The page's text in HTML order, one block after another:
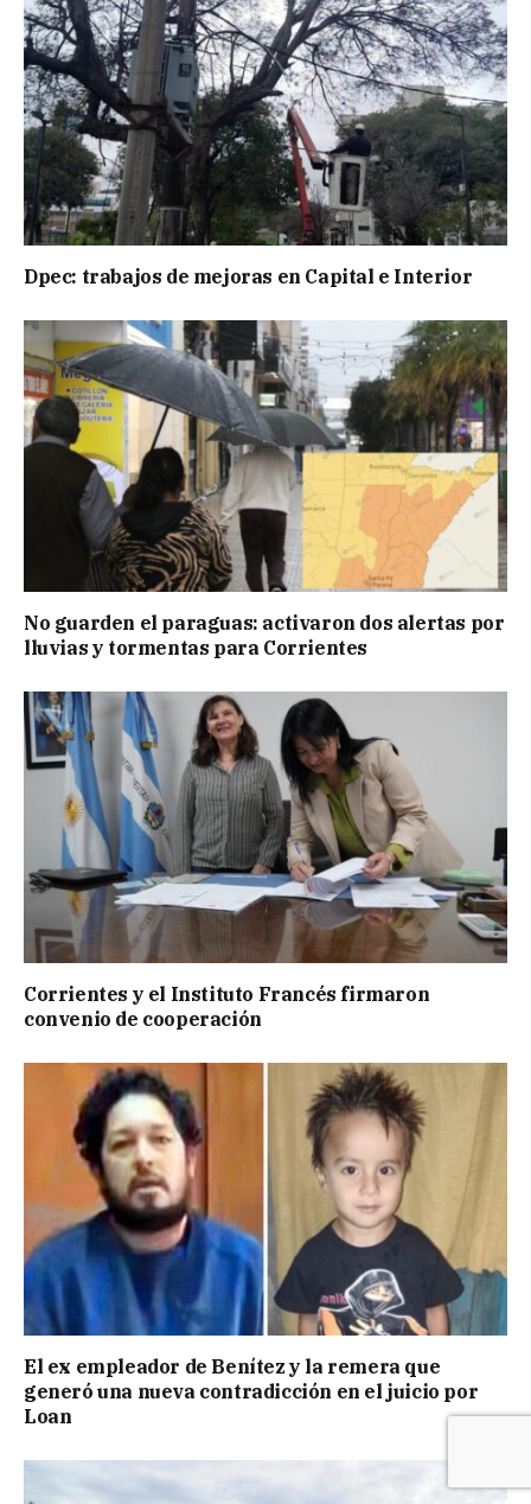
Dpec: trabajos de mejoras en Capital e Interior
No guarden el paraguas: activaron dos alertas por
lluvias y tormentas para Corrientes
Corrientes y el Instituto Francés firmaron
convenio de cooperación
El ex empleador de Benítez y la remera que
generó una nueva contradicción en el juicio por
Loan